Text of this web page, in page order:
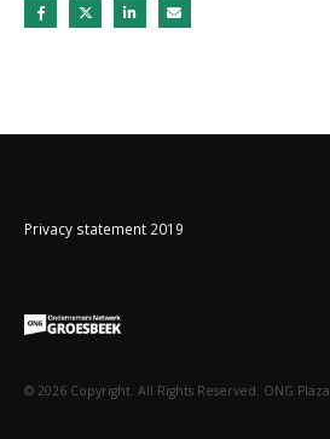
Privacy statement 2019
© 2026 Copyright. All Rights Reserved. ONG Plaza